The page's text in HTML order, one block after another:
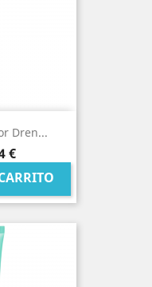
Dren...
€